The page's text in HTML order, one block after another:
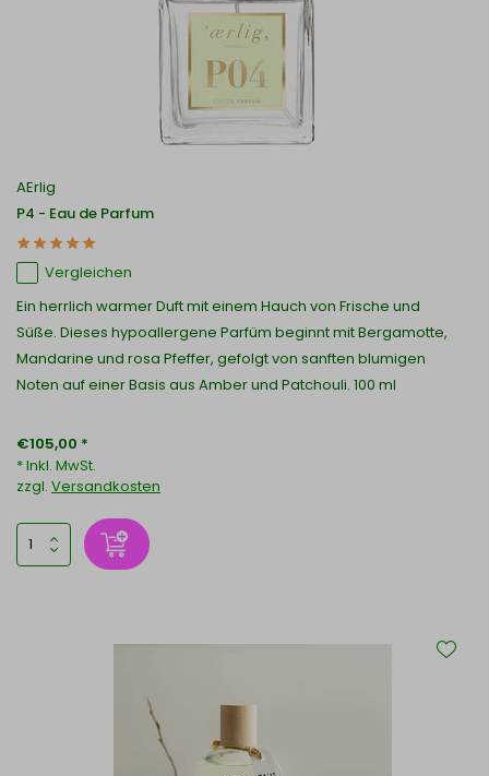
AErlig
P4 - Eau de Parfum
Vergleichen
Ein herrlich warmer Duft mit einem Hauch von Frische und
Süße. Dieses hypoallergene Parfüm beginnt mit Bergamotte,
Mandarine und rosa Pfeffer, gefolgt von sanften blumigen
Noten auf einer Basis aus Amber und Patchouli. 100 ml
€105,00 *
* Inkl. MwSt.
zzgl. Versandkosten